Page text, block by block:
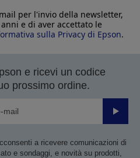
per l'invio della newsletter,
e di aver accettato le
sulla Privacy di Epson.
e ricevi un codice
prossimo ordine.
Invia
a ricevere comunicazioni di
e sondaggi, e novità su prodotti,